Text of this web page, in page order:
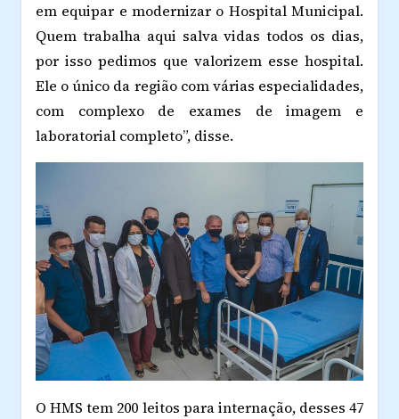
em equipar e modernizar o Hospital Municipal.
Quem trabalha aqui salva vidas todos os dias,
por isso pedimos que valorizem esse hospital.
Ele o único da região com várias especialidades,
com complexo de exames de imagem e
laboratorial completo”, disse.
O HMS tem 200 leitos para internação, desses 47